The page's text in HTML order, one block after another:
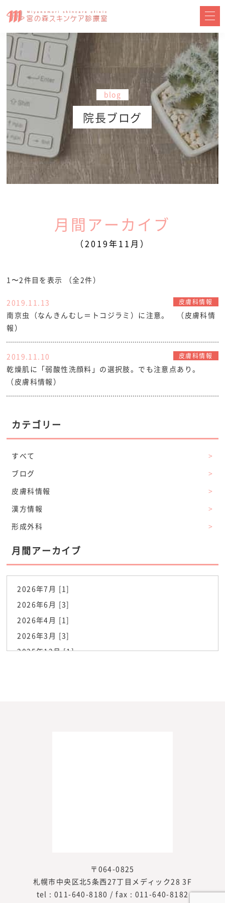
blog
院長ブログ
月間アーカイブ
（2019年11月）
1〜2件目を表示 （全2件）
2019.11.13 皮膚科情報
南京虫（なんきんむし＝トコジラミ）に注意。 （皮膚科情
報）
2019.11.10 皮膚科情報
乾燥肌に「弱酸性洗顔料」の選択肢。でも注意点あり。
（皮膚科情報）
カテゴリー
すべて
>
ブログ
>
皮膚科情報
>
漢方情報
>
形成外科
>
月間アーカイブ
2026年7月 [1]
2026年6月 [3]
2026年4月 [1]
2026年3月 [3]
2025年12月 [1]
2023年1月 [2]
2022年11月 [1]
〒064-0825
札幌市中央区北5条西27丁目メディック28 3F
tel :011-640-8180 / fax : 011-640-8182